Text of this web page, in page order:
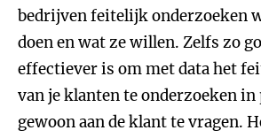
bedrijven feitelijk onderzoeken
doen en wat ze willen. Zelfs zo
effectiever is om met data het
van je klanten te onderzoeken in
gewoon aan de klant te vragen.